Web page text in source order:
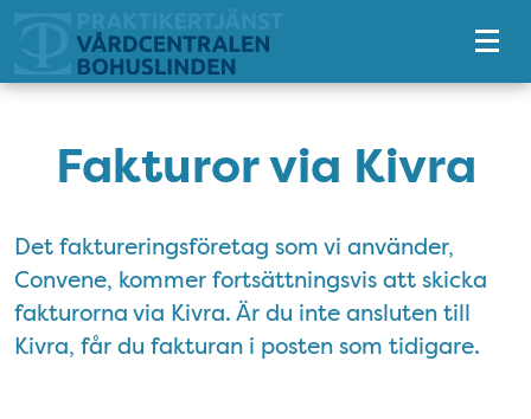
Fakturor via Kivra
Det faktureringsföretag som vi använder,
Convene, kommer fortsättningsvis att skicka
fakturorna via Kivra. Är du inte ansluten till
Kivra, får du fakturan i posten som tidigare.